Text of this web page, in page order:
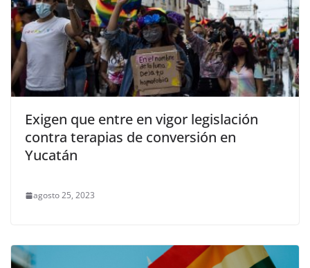
Exigen que entre en vigor legislación
contra terapias de conversión en
Yucatán
agosto 25, 2023